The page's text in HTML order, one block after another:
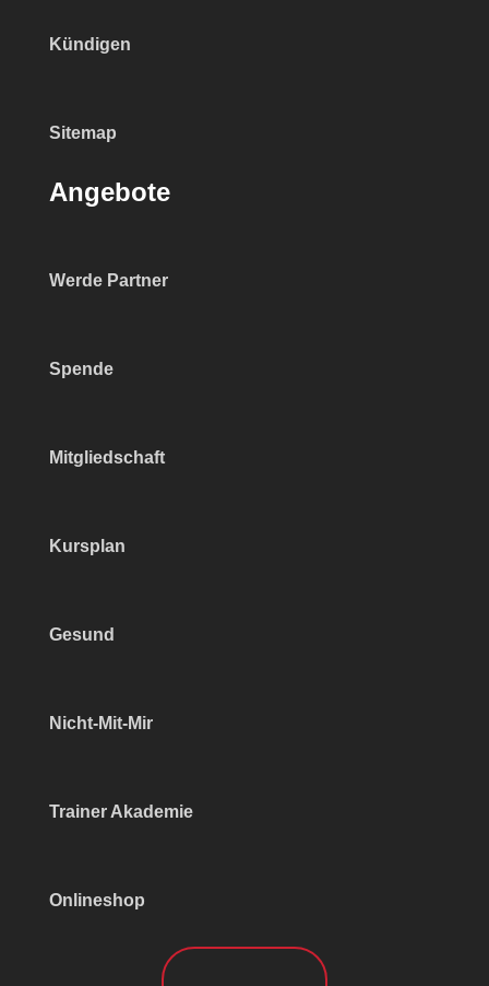
Kündigen
Sitemap
Angebote
Werde Partner
Spende
Mitgliedschaft
Kursplan
Gesund
Nicht-Mit-Mir
Trainer Akademie
Onlineshop